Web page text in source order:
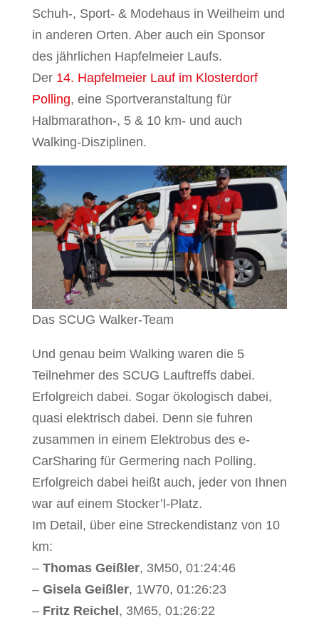
Schuh-, Sport- & Modehaus in Weilheim und
in anderen Orten. Aber auch ein Sponsor
des jährlichen Hapfelmeier Laufs.
Der 14. Hapfelmeier Lauf im Klosterdorf
Polling, eine Sportveranstaltung für
Halbmarathon-, 5 & 10 km- und auch
Walking-Disziplinen.
Das SCUG Walker-Team
Und genau beim Walking waren die 5
Teilnehmer des SCUG Lauftreffs dabei.
Erfolgreich dabei. Sogar ökologisch dabei,
quasi elektrisch dabei. Denn sie fuhren
zusammen in einem Elektrobus des e-
CarSharing für Germering nach Polling.
Erfolgreich dabei heißt auch, jeder von Ihnen
war auf einem Stocker’l-Platz.
Im Detail, über eine Streckendistanz von 10
km:
– Thomas Geißler, 3M50, 01:24:46
– Gisela Geißler, 1W70, 01:26:23
– Fritz Reichel, 3M65, 01:26:22